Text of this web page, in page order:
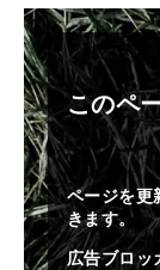
このペ
ページを更
きます。
広告ブロッ